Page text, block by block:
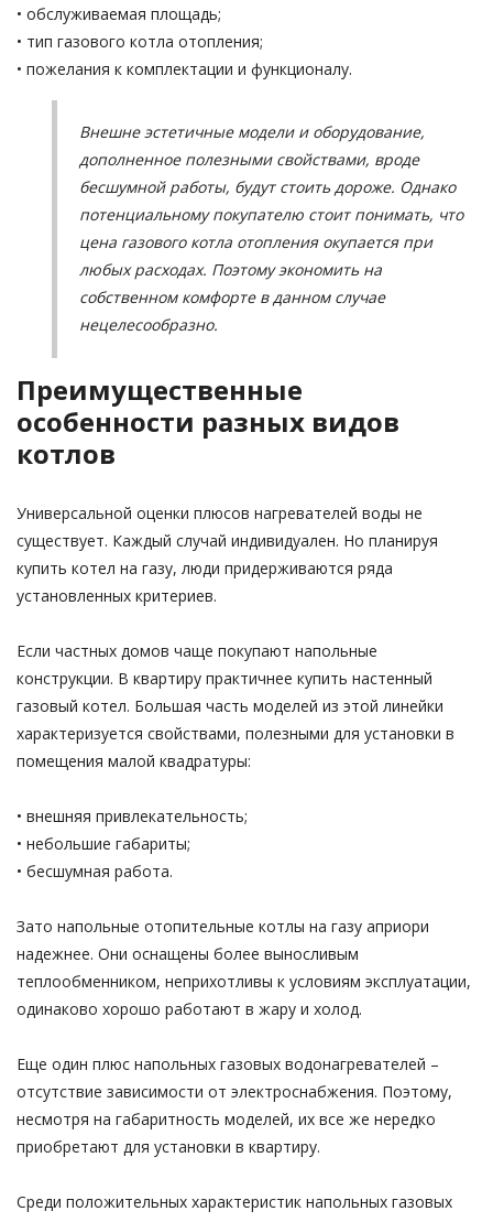
• обслуживаемая площадь;
• тип газового котла отопления;
• пожелания к комплектации и функционалу.
Внешне эстетичные модели и оборудование,
дополненное полезными свойствами, вроде
бесшумной работы, будут стоить дороже. Однако
потенциальному покупателю стоит понимать, что
цена газового котла отопления окупается при
любых расходах. Поэтому экономить на
собственном комфорте в данном случае
нецелесообразно.
Преимущественные
особенности разных видов
котлов
Универсальной оценки плюсов нагревателей воды не
существует. Каждый случай индивидуален. Но планируя
купить котел на газу, люди придерживаются ряда
установленных критериев.
Если частных домов чаще покупают напольные
конструкции. В квартиру практичнее купить настенный
газовый котел. Большая часть моделей из этой линейки
характеризуется свойствами, полезными для установки в
помещения малой квадратуры:
• внешняя привлекательность;
• небольшие габариты;
• бесшумная работа.
Зато напольные отопительные котлы на газу априори
надежнее. Они оснащены более выносливым
теплообменником, неприхотливы к условиям эксплуатации,
одинаково хорошо работают в жару и холод.
Еще один плюс напольных газовых водонагревателей –
отсутствие зависимости от электроснабжения. Поэтому,
несмотря на габаритность моделей, их все же нередко
приобретают для установки в квартиру.
Среди положительных характеристик напольных газовых